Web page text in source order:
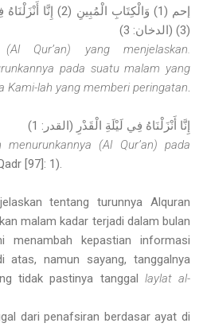
إحم (1) وَالْكِتَابِ
(3) (
الدخان: 3)
Qur’an) yang menjelaskan.
pada suatu malam yang
Kami-lah yang memberi peringatan
إِنَّا أَنْزَلْنَاهُ فِي لَيْلَةِ الْقَدْرِ (القدر: 1)
(Al Qur’an) pada
[97]: 1).
tentang turunnya Alquran
malam kadar terjadi dalam bulan
menambah kepastian informasi
atas, namun sayang, tanggalnya
tidak pastinya tanggal laylat al-
dari penafsiran berdasar ayat di